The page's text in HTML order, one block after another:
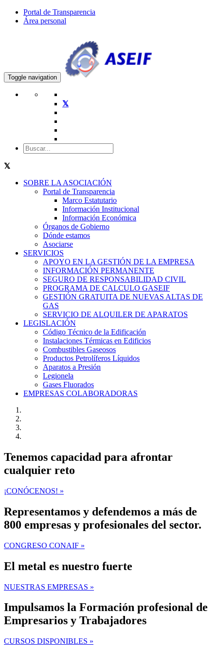
Portal de Transparencia
Área personal
Toggle navigation
SOBRE LA ASOCIACIÓN
Portal de Transparencia
Marco Estatutario
Información Institucional
Información Económica
Órganos de Gobierno
Dónde estamos
Asociarse
SERVICIOS
APOYO EN LA GESTIÓN DE LA EMPRESA
INFORMACIÓN PERMANENTE
SEGURO DE RESPONSABILIDAD CIVIL
PROGRAMA DE CALCULO GASEIF
GESTIÓN GRATUITA DE NUEVAS ALTAS DE
GAS
SERVICIO DE ALQUILER DE APARATOS
LEGISLACIÓN
Código Técnico de la Edificación
Instalaciones Térmicas en Edificios
Combustibles Gaseosos
Productos Petrolíferos Líquidos
Aparatos a Presión
Legionela
Gases Fluorados
EMPRESAS COLABORADORAS
Tenemos capacidad para afrontar
cualquier reto
¡CONÓCENOS! »
Representamos y defendemos a más de
800 empresas y profesionales del sector.
CONGRESO CONAIF »
El metal es nuestro fuerte
NUESTRAS EMPRESAS »
Impulsamos la Formación profesional de
Empresarios y Trabajadores
CURSOS DISPONIBLES »